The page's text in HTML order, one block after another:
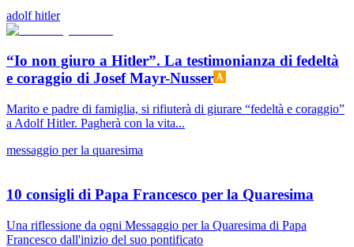
adolf hitler
“Io non giuro a Hitler”. La testimonianza di fedeltà
e coraggio di Josef Mayr-Nusser
Marito e padre di famiglia, si rifiuterà di giurare “fedeltà e coraggio”
a Adolf Hitler. Pagherà con la vita...
messaggio per la quaresima
10 consigli di Papa Francesco per la Quaresima
Una riflessione da ogni Messaggio per la Quaresima di Papa
Francesco dall'inizio del suo pontificato